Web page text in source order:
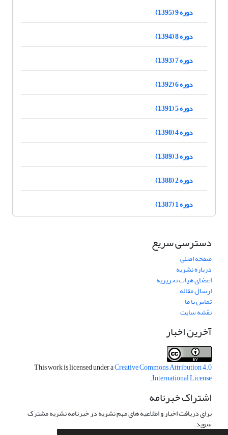
دوره 9 (1395)
دوره 8 (1394)
دوره 7 (1393)
دوره 6 (1392)
دوره 5 (1391)
دوره 4 (1390)
دوره 3 (1389)
دوره 2 (1388)
دوره 1 (1387)
دسترسی سریع
صفحه اصلی
درباره نشریه
اعضای هیات تحریریه
ارسال مقاله
تماس با ما
نقشه سایت
آخرین اخبار
This work is licensed under aCreative Commons Attribution 4.0
International License
.
اشتراک خبرنامه
برای دریافت اخبار و اطلاعیه های مهم نشریه در خبرنامه نشریه مشترک
شوید.